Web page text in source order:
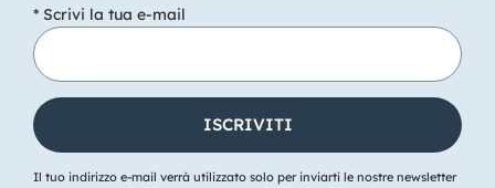
* Scrivi la tua e-mail
Il tuo indirizzo e-mail verrà utilizzato solo per inviarti le nostre newsletter